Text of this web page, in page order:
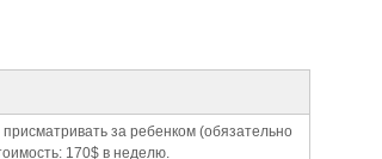
за ребенком (обязательно
170$ в неделю.